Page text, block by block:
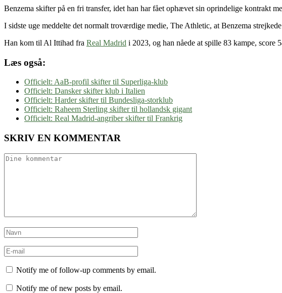
Benzema skifter på en fri transfer, idet han har fået ophævet sin oprindelige kontrakt
I sidste uge meddelte det normalt troværdige medie, The Athletic, at Benzema
Han kom til Al Ittihad fra Real Madrid i 2023, og han nåede at spille 83 kampe, score
Læs også:
Officielt: AaB-profil skifter til Superliga-klub
Officielt: Dansker skifter klub i Italien
Officielt: Harder skifter til Bundesliga-storklub
Officielt: Raheem Sterling skifter til hollandsk gigant
Officielt: Real Madrid-angriber skifter til Frankrig
SKRIV EN KOMMENTAR
Notify me of follow-up comments by email.
Notify me of new posts by email.